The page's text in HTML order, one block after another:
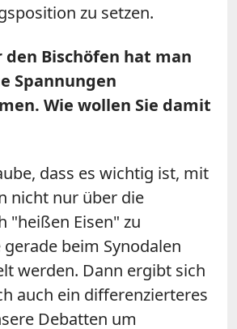
zu setzen.
den Bischöfen hat man
Spannungen
Wie wollen Sie damit
dass es wichtig ist, mit
nicht nur über die
"heißen Eisen" zu
beim Synodalen
werden. Dann ergibt sich
auch ein differenzierteres
Debatten um